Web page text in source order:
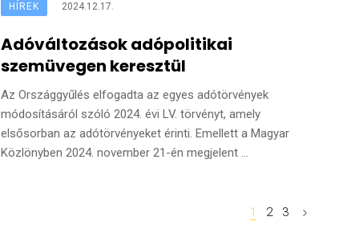
HÍREK 2024.12.17.
Adóváltozások adópolitikai
szemüvegen keresztül
Az Országgyűlés elfogadta az egyes adótörvények
módosításáról szóló 2024. évi LV. törvényt, amely
elsősorban az adótörvényeket érinti. Emellett a Magyar
Közlönyben 2024. november 21-én megjelent ...
1 2 3